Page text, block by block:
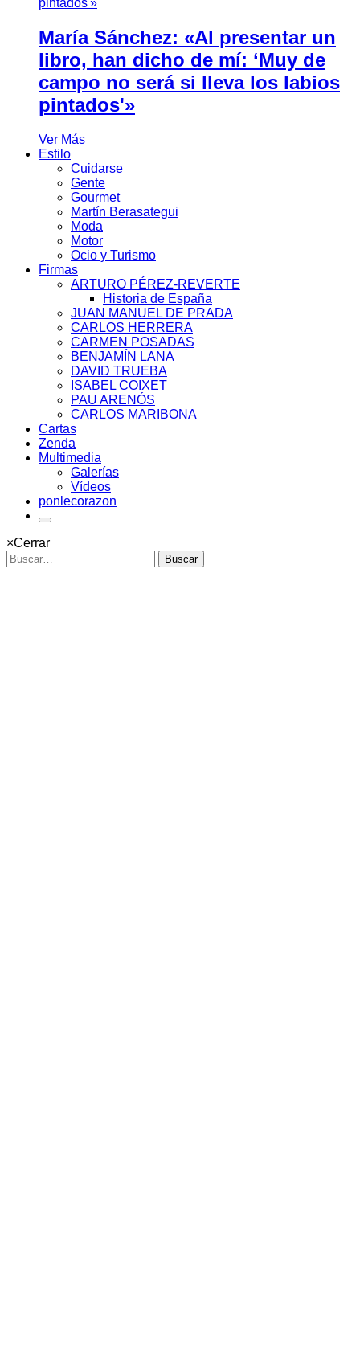
María Sánchez: «Al presentar un
libro, han dicho de mí: ‘Muy de
campo no será si lleva los labios
pintados'»
Ver Más
Estilo
Cuidarse
Gente
Gourmet
Martín Berasategui
Moda
Motor
Ocio y Turismo
Firmas
ARTURO PÉREZ-REVERTE
Historia de España
JUAN MANUEL DE PRADA
CARLOS HERRERA
CARMEN POSADAS
BENJAMÍN LANA
DAVID TRUEBA
ISABEL COIXET
PAU ARENÓS
CARLOS MARIBONA
Cartas
Zenda
Multimedia
Galerías
Vídeos
ponlecorazon
×Cerrar
Buscar